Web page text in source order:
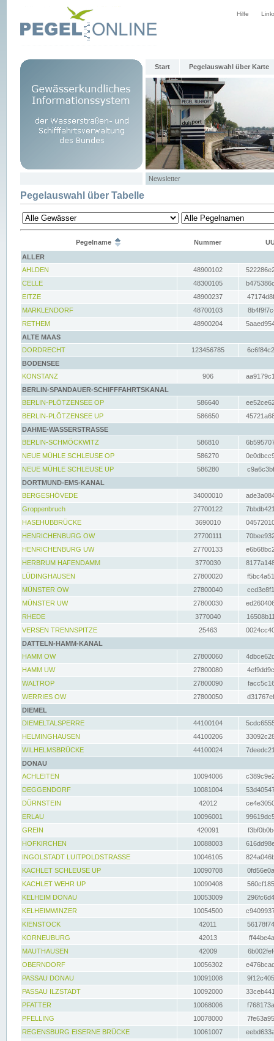
Hilfe
Start Pegelauswahl über Karte
Newsletter
Pegelauswahl über Tabelle
Pegelname Nummer
ALLER
AHLDEN
48900102
CELLE
48300105
EITZE
48900237
MARKLENDORF
48700103
RETHEM
48900204
ALTE MAAS
DORDRECHT
123456785
BODENSEE
KONSTANZ
906
BERLIN-SPANDAUER-SCHIFFFAHRTSKANAL
BERLIN-PLÖTZENSEE OP
586640
BERLIN-PLÖTZENSEE UP
586650
DAHME-WASSERSTRASSE
BERLIN-SCHMÖCKWITZ
586810
NEUE MÜHLE SCHLEUSE OP
586270
NEUE MÜHLE SCHLEUSE UP
586280
DORTMUND-EMS-KANAL
BERGESHÖVEDE
34000010
Groppenbruch
27700122
HASEHUBBRÜCKE
3690010
HENRICHENBURG OW
27700111
HENRICHENBURG UW
27700133
HERBRUM HAFENDAMM
3770030
LÜDINGHAUSEN
27800020
MÜNSTER OW
27800040
MÜNSTER UW
27800030
RHEDE
3770040
VERSEN TRENNSPITZE
25463
DATTELN-HAMM-KANAL
HAMM OW
27800060
HAMM UW
27800080
WALTROP
27800090
WERRIES OW
27800050
DIEMEL
DIEMELTALSPERRE
44100104
HELMINGHAUSEN
44100206
WILHELMSBRÜCKE
44100024
DONAU
ACHLEITEN
10094006
DEGGENDORF
10081004
DÜRNSTEIN
42012
ERLAU
10096001
GREIN
420091
HOFKIRCHEN
10088003
INGOLSTADT LUITPOLDSTRASSE
10046105
KACHLET SCHLEUSE UP
10090708
KACHLET WEHR UP
10090408
KELHEIM DONAU
10053009
KELHEIMWINZER
10054500
KIENSTOCK
42011
KORNEUBURG
42013
MAUTHAUSEN
42009
OBERNDORF
10056302
PASSAU DONAU
10091008
PASSAU ILZSTADT
10092000
PFATTER
10068006
PFELLING
10078000
REGENSBURG EISERNE BRÜCKE
10061007